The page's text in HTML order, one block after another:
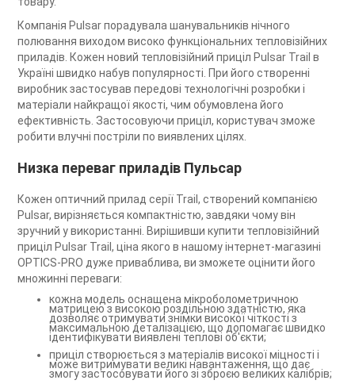
Компанія Pulsar порадувала шанувальників нічного
полювання виходом високо функціональних тепловізійних
приладів. Кожен новий тепловізійний приціл Pulsar Trail в
Україні швидко набув популярності. При його створенні
виробник застосував передові технологічні розробки і
матеріали найкращої якості, чим обумовлена його
ефективність. Застосовуючи приціл, користувач зможе
робити влучні постріли по виявлених цілях.
Низка переваг приладів Пульсар
Кожен оптичний прилад серії Trail, створений компанією
Pulsar, вирізняється компактністю, завдяки чому він
зручний у використанні. Вирішивши купити тепловізійний
приціл Pulsar Trail, ціна якого в нашому інтернет-магазині
OPTICS-PRO дуже приваблива, ви зможете оцінити його
множинні переваги:
кожна модель оснащена мікроболометричною
матрицею з високою роздільною здатністю, яка
дозволяє отримувати знімки високої чіткості з
максимальною деталізацією, що допомагає швидко
ідентифікувати виявлені теплові об'єкти;
приціл створюється з матеріалів високої міцності і
може витримувати великі навантаження, що дає
змогу застосовувати його зі зброєю великих калібрів;